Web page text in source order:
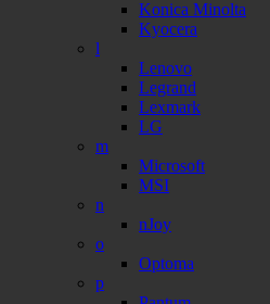
Konica Minolta
Kyocera
l
Lenovo
Legrand
Lexmark
LG
m
Microsoft
MSI
n
nJoy
o
Optoma
p